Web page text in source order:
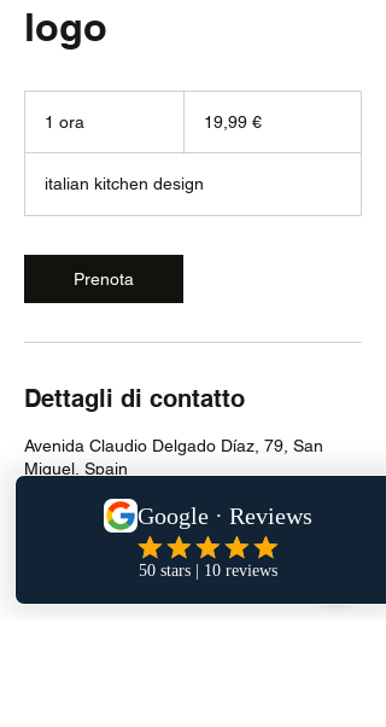
logo
1 ora 19,99 €
italian kitchen design
Prenota
Dettagli di contatto
Avenida Claudio Delgado Díaz, 79, San
Miguel, Spain
info@reformasglobaltenerife.com